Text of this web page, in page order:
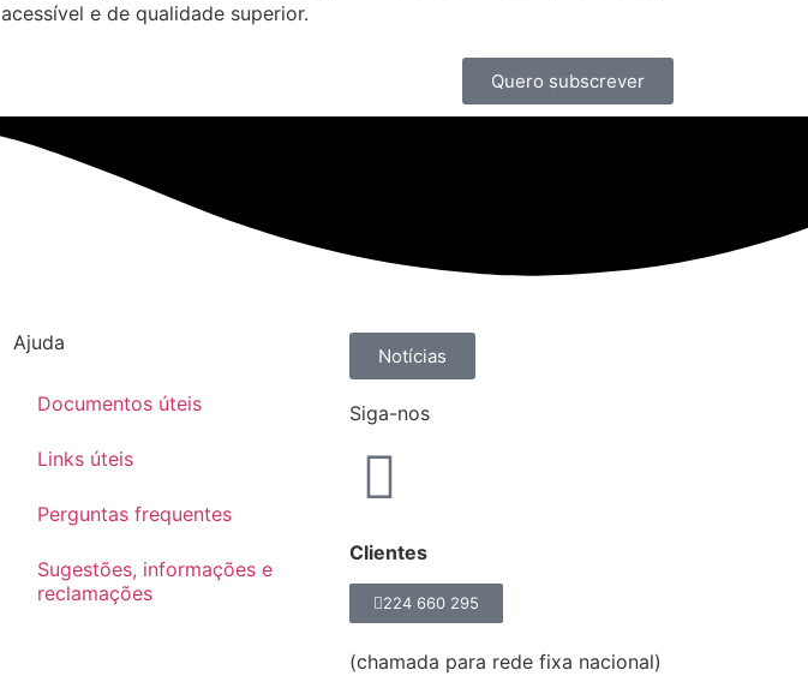
acessível e de qualidade superior.
Quero subscrever
Ajuda
Documentos úteis
Links úteis
Perguntas frequentes
Sugestões, informações e
reclamações
Notícias
Siga-nos
Clientes
224 660 295
(chamada para rede fixa nacional)